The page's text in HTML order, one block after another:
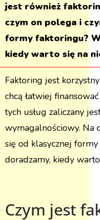
jest również
czym on polega i
formy faktoringu?
kiedy warto się na
Faktoring jest
chcą łatwiej
tych usług zaliczany
wymagalnościowy. Na
się od klasycznej
doradzamy, kiedy
Czym jest